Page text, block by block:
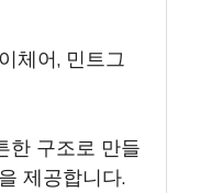
체어, 민트그
한 구조로 만들
제공합니다.